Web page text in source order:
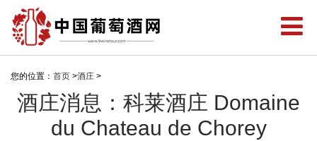
您的位置： 首页 >酒庄 >
酒庄消息：科莱酒庄 Domaine
du Chateau de Chorey